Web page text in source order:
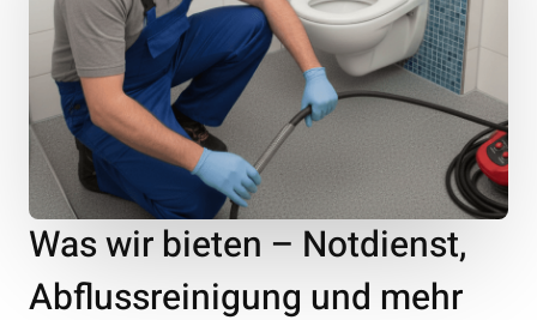
Was wir bieten – Notdienst,
Abflussreinigung und mehr